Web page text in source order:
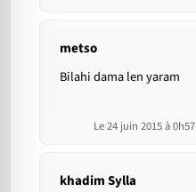
metso
Bilahi dama len yaram
Le 24 juin 2015 à 0h57
khadim Sylla